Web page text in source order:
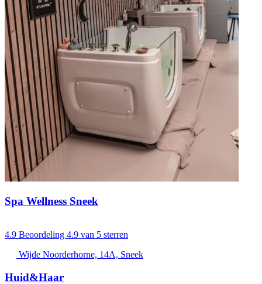
Spa Wellness Sneek
4.9 Beoordeling 4.9 van 5 sterren
Wijde Noorderhorne, 14A, Sneek
Huid&Haar